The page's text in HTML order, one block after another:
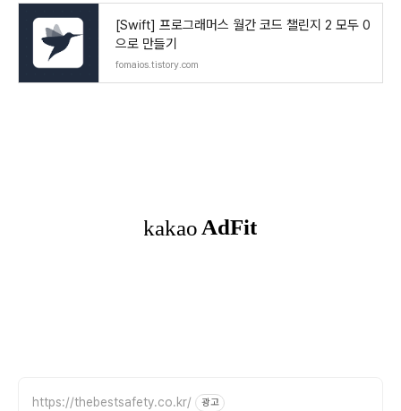
[Swift] 프로그래머스 월간 코드 챌린지 2 모두 0
으로 만들기
fomaios.tistory.com
https://thebestsafety.co.kr/ 광고